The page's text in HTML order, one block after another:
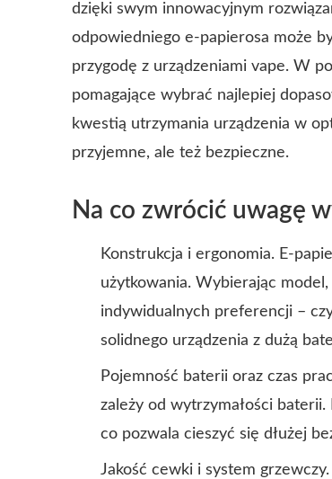
dzięki swym innowacyjnym
odpowiedniego e-papierosa może
przygodę z urządzeniami vape. W
pomagające wybrać najlepiej
kwestią utrzymania urządzenia w
przyjemne, ale też bezpieczne.
Na co zwrócić uwagę
Konstrukcja i ergonomia. E-
użytkowania. Wybierając
indywidualnych preferencji –
solidnego urządzenia z dużą
Pojemność baterii oraz czas
zależy od wytrzymałości baterii.
co pozwala cieszyć się dłużej
Jakość cewki i system